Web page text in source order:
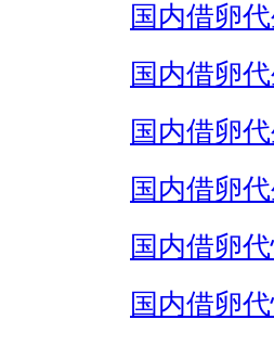
国内借卵
国内借卵
国内借卵
国内借卵
国内借卵
国内借卵